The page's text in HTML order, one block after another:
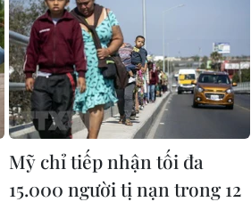
Mỹ chỉ tiếp nhận tối đa
15.000 người tị nạn trong 12